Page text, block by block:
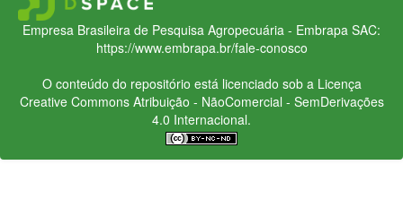
Empresa Brasileira de Pesquisa Agropecuária - Embrapa SAC:
https://www.embrapa.br/fale-conosco
O conteúdo do repositório está licenciado sob a Licença
Creative CommonsAtribuição - NãoComercial - SemDerivações
4.0 Internacional.